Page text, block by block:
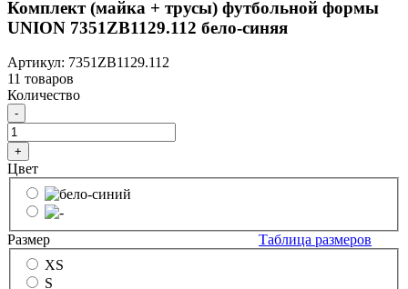
Комплект (майка + трусы) футбольной формы
UNION 7351ZB1129.112 бело-синяя
Артикул: 7351ZB1129.112
11 товаров
Количество
-
+
Цвет
Размер
Таблица размеров
XS
S